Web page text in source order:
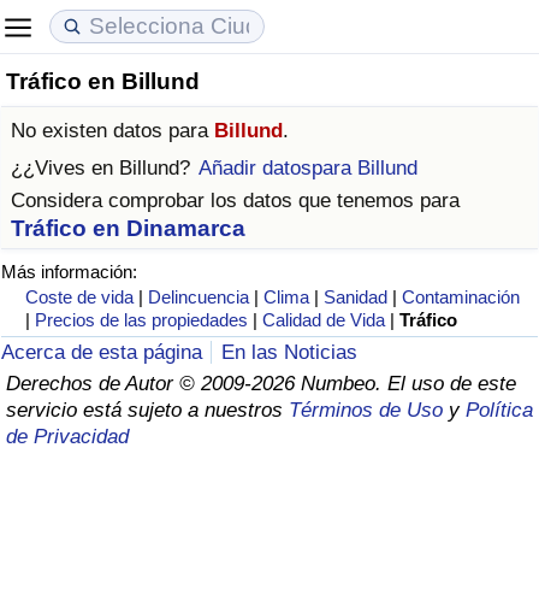
Tráfico en Billund
No existen datos para Billund.
¿¿Vives en Billund? Añadir datospara Billund
Considera comprobar los datos que tenemos para
Tráfico en Dinamarca
Más información:
Coste de vida | Delincuencia |Clima | Sanidad |Contaminación
| Precios de las propiedades |Calidad de Vida |Tráfico
Acerca de esta página
En las Noticias
Derechos de Autor © 2009-2026 Numbeo. El uso de este
servicio está sujeto a nuestros Términos de Uso y Política
de Privacidad
Coste de vida
Índice de Costo de Vida
Índice de costo de vida por país
en aqaba
Precios de las propiedades
Índice de Precios de Inmuebles
Índice de Precios de Inmuebles por País
Calidad de Vida
Índice de Calidad de Vida (Actual)
Índice de calidad de vida por país
Delincuencia
Calificación del Índice de Criminalidad
(Actual)